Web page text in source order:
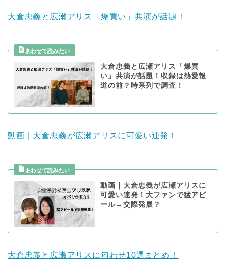
大倉忠義と広瀬アリス「爆買い」共演が話題！
大倉忠義と広瀬アリス「爆買
い」共演が話題！収録は熱愛報
道の前？時系列で調査！
動画｜大倉忠義が広瀬アリスに可愛い連発！
動画｜大倉忠義が広瀬アリスに
可愛い連発！大ファンで猛アピ
ール→交際発展？
大倉忠義と広瀬アリスに匂わせ10選まとめ！